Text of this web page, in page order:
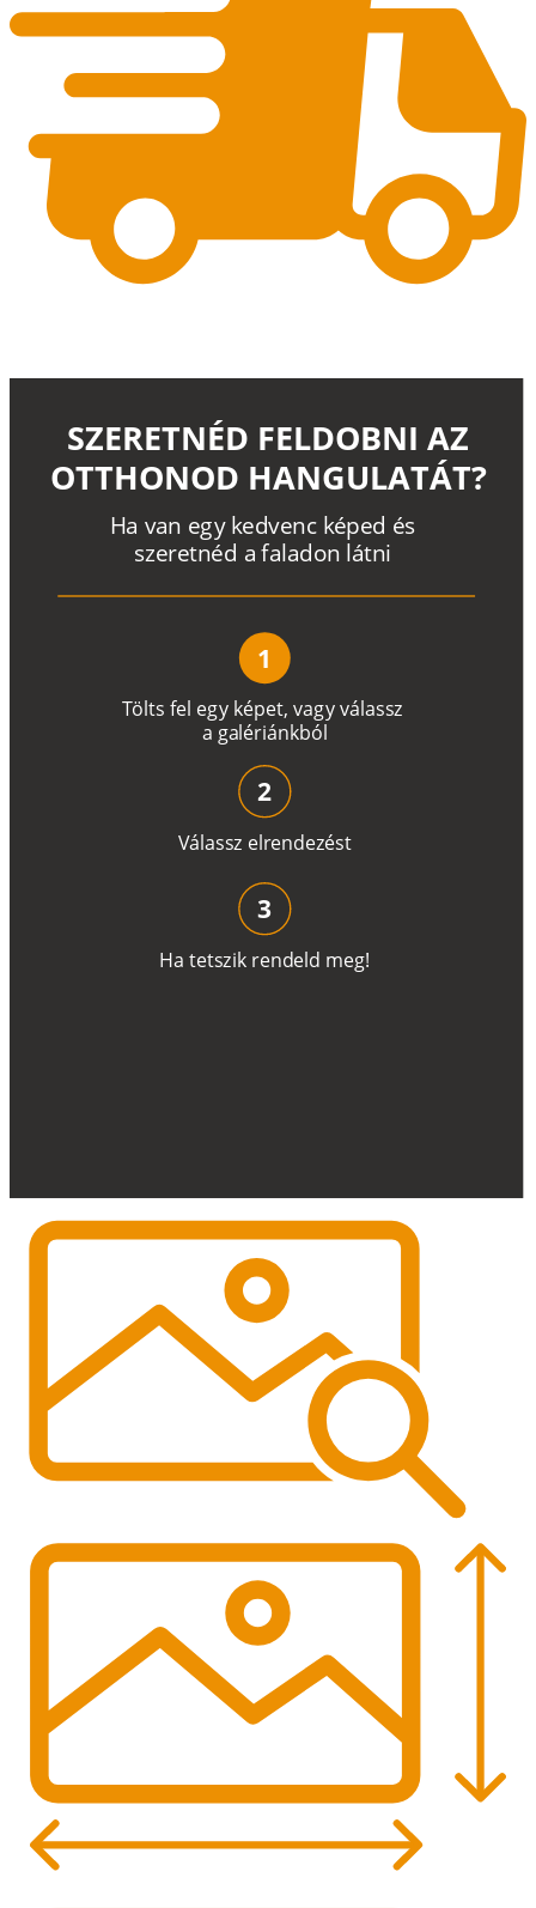
Tölts fel egy képet, vagyválassz
a galériánkból
Ha van egy kedvenc képed és
szeretnéd a faladon látni
SZERETNÉD FELDOBNI AZ
OTTHONOD HANGULATÁT?
1
Válassz elrendezést
2
Ha tetszik rendeld meg!
3